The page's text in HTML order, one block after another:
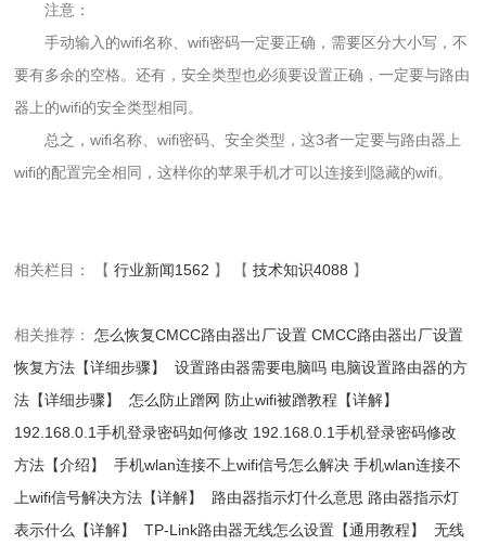
注意：
手动输入的wifi名称、wifi密码一定要正确，需要区分大小写，不
要有多余的空格。还有，安全类型也必须要设置正确，一定要与路由
器上的wifi的安全类型相同。
总之，wifi名称、wifi密码、安全类型，这3者一定要与路由器上
wifi的配置完全相同，这样你的苹果手机才可以连接到隐藏的wifi。
相关栏目： 【 行业新闻1562 】 【 技术知识4088 】
相关推荐：怎么恢复CMCC路由器出厂设置 CMCC路由器出厂设置
恢复方法【详细步骤】
设置路由器需要电脑吗 电脑设置路由器的方
法【详细步骤】
怎么防止蹭网 防止wifi被蹭教程【详解】
192.168.0.1手机登录密码如何修改 192.168.0.1手机登录密码修改
方法【介绍】
手机wlan连接不上wifi信号怎么解决 手机wlan连接不
上wifi信号解决方法【详解】
路由器指示灯什么意思 路由器指示灯
表示什么【详解】
TP-Link路由器无线怎么设置【通用教程】
无线